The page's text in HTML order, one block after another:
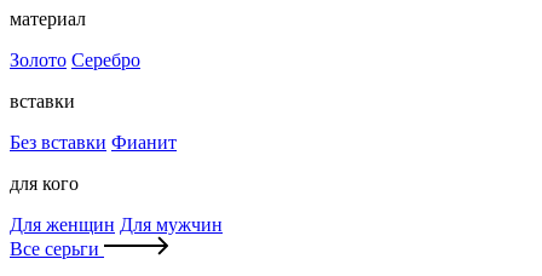
материал
Золото Серебро
вставки
Без вставки Фианит
для кого
Для женщин Для мужчин
Все серьги